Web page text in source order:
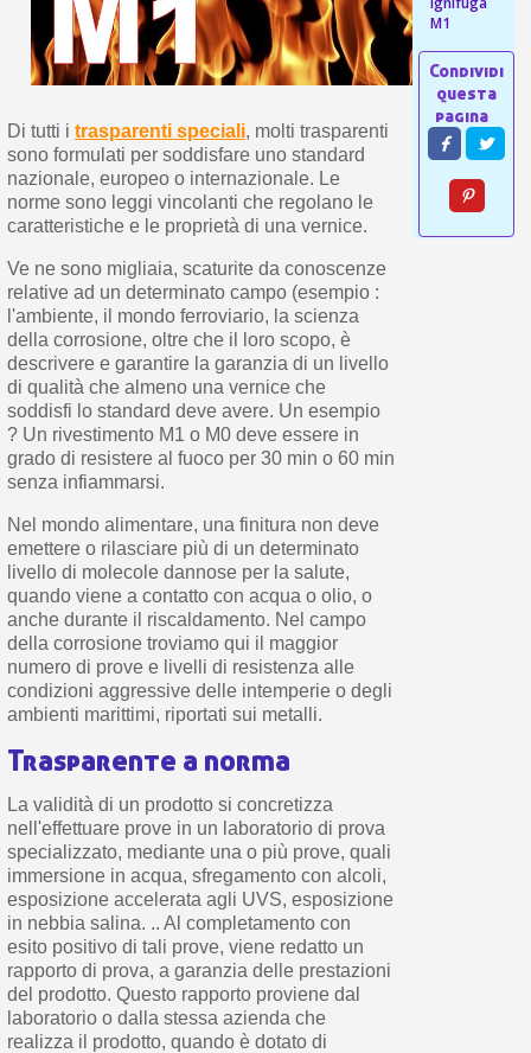
Di tutti i trasparenti speciali, molti trasparenti
sono formulati per soddisfare uno standard
nazionale, europeo o internazionale. Le
norme sono leggi vincolanti che regolano le
caratteristiche e le proprietà di una vernice.
Ve ne sono migliaia, scaturite da conoscenze
relative ad un determinato campo (esempio :
l'ambiente, il mondo ferroviario, la scienza
della corrosione, oltre che il loro scopo, è
descrivere e garantire la garanzia di un livello
di qualità che almeno una vernice che
soddisfi lo standard deve avere. Un esempio
? Un rivestimento M1 o M0 deve essere in
grado di resistere al fuoco per 30 min o 60 min
senza infiammarsi.
Nel mondo alimentare, una finitura non deve
emettere o rilasciare più di un determinato
livello di molecole dannose per la salute,
quando viene a contatto con acqua o olio, o
anche durante il riscaldamento. Nel campo
della corrosione troviamo qui il maggior
numero di prove e livelli di resistenza alle
condizioni aggressive delle intemperie o degli
ambienti marittimi, riportati sui metalli.
Trasparente a norma
La validità di un prodotto si concretizza
nell'effettuare prove in un laboratorio di prova
specializzato, mediante una o più prove, quali
immersione in acqua, sfregamento con alcoli,
esposizione accelerata agli UVS, esposizione
in nebbia salina. .. Al completamento con
esito positivo di tali prove, viene redatto un
rapporto di prova, a garanzia delle prestazioni
del prodotto. Questo rapporto proviene dal
laboratorio o dalla stessa azienda che
realizza il prodotto, quando è dotato di
M1